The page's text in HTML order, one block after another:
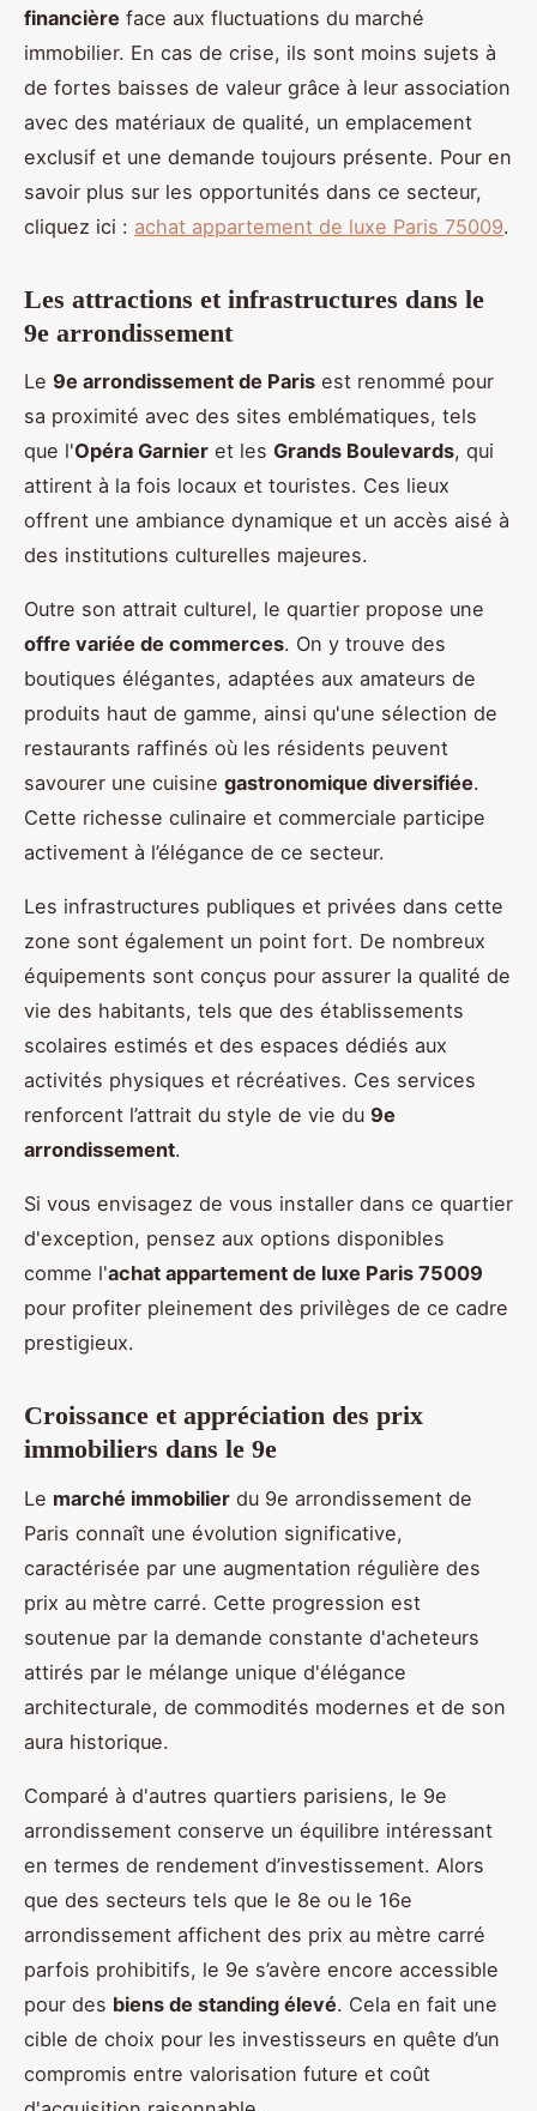
financière face aux fluctuations du marché
immobilier. En cas de crise, ils sont moins sujets à
de fortes baisses de valeur grâce à leur association
avec des matériaux de qualité, un emplacement
exclusif et une demande toujours présente. Pour en
savoir plus sur les opportunités dans ce secteur,
cliquez ici : achat appartement de luxe Paris 75009.
Les attractions et infrastructures dans le
9e arrondissement
Le 9e arrondissement de Paris est renommé pour
sa proximité avec des sites emblématiques, tels
que l'Opéra Garnier et les Grands Boulevards, qui
attirent à la fois locaux et touristes. Ces lieux
offrent une ambiance dynamique et un accès aisé à
des institutions culturelles majeures.
Outre son attrait culturel, le quartier propose une
offre variée de commerces. On y trouve des
boutiques élégantes, adaptées aux amateurs de
produits haut de gamme, ainsi qu'une sélection de
restaurants raffinés où les résidents peuvent
savourer une cuisine gastronomique diversifiée.
Cette richesse culinaire et commerciale participe
activement à l’élégance de ce secteur.
Les infrastructures publiques et privées dans cette
zone sont également un point fort. De nombreux
équipements sont conçus pour assurer la qualité de
vie des habitants, tels que des établissements
scolaires estimés et des espaces dédiés aux
activités physiques et récréatives. Ces services
renforcent l’attrait du style de vie du 9e
arrondissement.
Si vous envisagez de vous installer dans ce quartier
d'exception, pensez aux options disponibles
comme l'achat appartement de luxe Paris 75009
pour profiter pleinement des privilèges de ce cadre
prestigieux.
Croissance et appréciation des prix
immobiliers dans le 9e
Le marché immobilier du 9e arrondissement de
Paris connaît une évolution significative,
caractérisée par une augmentation régulière des
prix au mètre carré. Cette progression est
soutenue par la demande constante d'acheteurs
attirés par le mélange unique d'élégance
architecturale, de commodités modernes et de son
aura historique.
Comparé à d'autres quartiers parisiens, le 9e
arrondissement conserve un équilibre intéressant
en termes de rendement d’investissement. Alors
que des secteurs tels que le 8e ou le 16e
arrondissement affichent des prix au mètre carré
parfois prohibitifs, le 9e s’avère encore accessible
pour des biens de standing élevé. Cela en fait une
cible de choix pour les investisseurs en quête d’un
compromis entre valorisation future et coût